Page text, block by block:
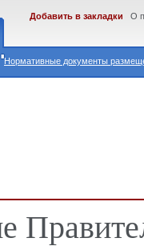
Нормативные документы
Добавить в закладки О